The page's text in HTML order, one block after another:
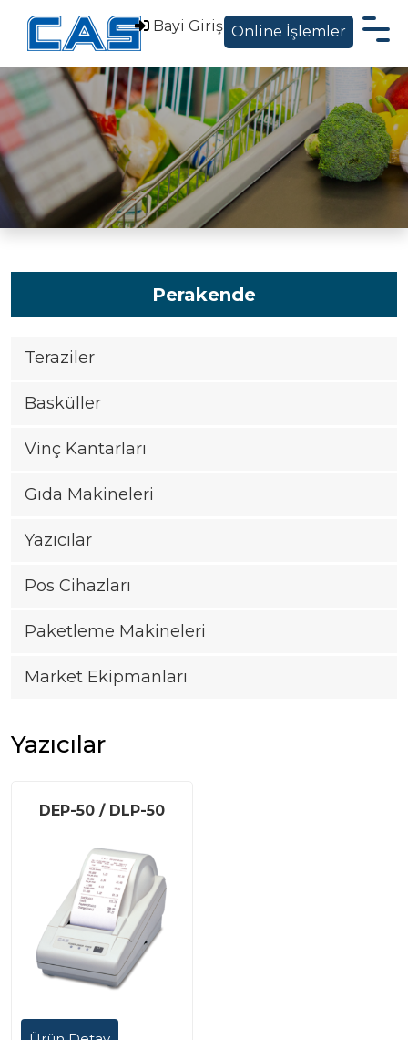
Bayi Giriş Online İşlemler
Hakkımızda
Ürünler
Sektörel Çözümler
Servis Destek
EN
540
20-
info@casturkey.com
Perakende
Teraziler
Basküller
Vinç Kantarları
Gıda Makineleri
Yazıcılar
Pos Cihazları
Paketleme Makineleri
Market Ekipmanları
Yazıcılar
DEP-50 / DLP-50